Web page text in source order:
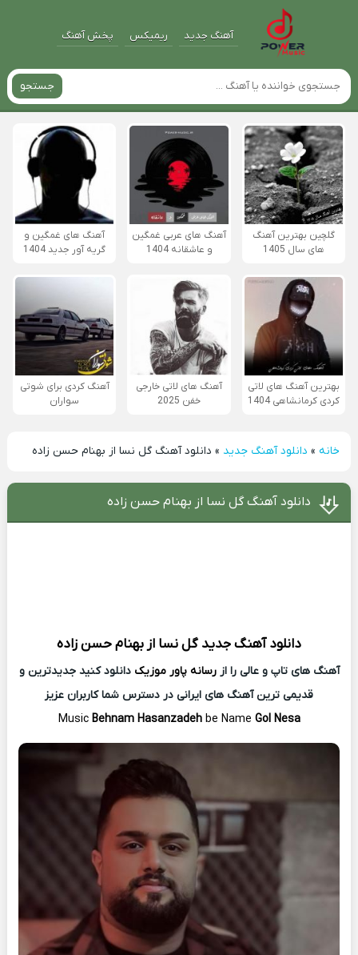
آهنگ جدید ریمیکس پخش آهنگ
جستجو
گلچین بهترین آهنگ
های سال 1405
آهنگ های عربی غمگین
و عاشقانه 1404
آهنگ های غمگین و
گریه آور جدید 1404
بهترین آهنگ های لاتی
کردی کرمانشاهی 1404
آهنگ های لاتی خارجی
خفن 2025
آهنگ کردی برای شوتی
سواران
خانه» دانلود آهنگ جدید » دانلود آهنگ گل نسا از بهنام حسن زاده
دانلود آهنگ گل نسا از بهنام حسن زاده
دانلود آهنگ جدید گل نسا ازبهنام حسن زاده
آهنگ های تاپ و عالی را ازرسانه پاور موزیک دانلود کنید جدیدترین و
قدیمی ترین آهنگ های ایرانی در دسترس شما کاربران عزیز
MusicBehnam Hasanzadeh be Name Gol Nesa